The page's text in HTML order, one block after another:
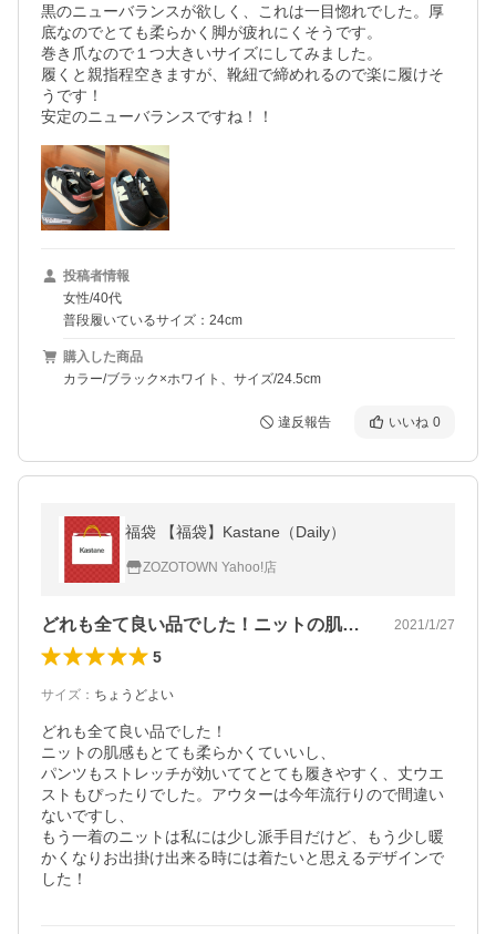
黒のニューバランスが欲しく、これは一目惚れでした。厚
底なのでとても柔らかく脚が疲れにくそうです。
巻き爪なので１つ大きいサイズにしてみました。
履くと親指程空きますが、靴紐で締めれるので楽に履けそ
うです！
安定のニューバランスですね！！
投稿者情報
女性/40代
普段履いているサイズ：24cm
購入した商品
カラー/ブラック×ホワイト、サイズ/24.5cm
違反報告 いいね 0
福袋 【福袋】Kastane（Daily）
ZOZOTOWN Yahoo!店
どれも全て良い品でした！ニットの肌感も… 2021/1/27
5
サイズ ： ちょうどよい
どれも全て良い品でした！
ニットの肌感もとても柔らかくていいし、
パンツもストレッチが効いててとても履きやすく、丈ウエ
ストもぴったりでした。アウターは今年流行りので間違い
ないですし、
もう一着のニットは私には少し派手目だけど、もう少し暖
かくなりお出掛け出来る時には着たいと思えるデザインで
した！